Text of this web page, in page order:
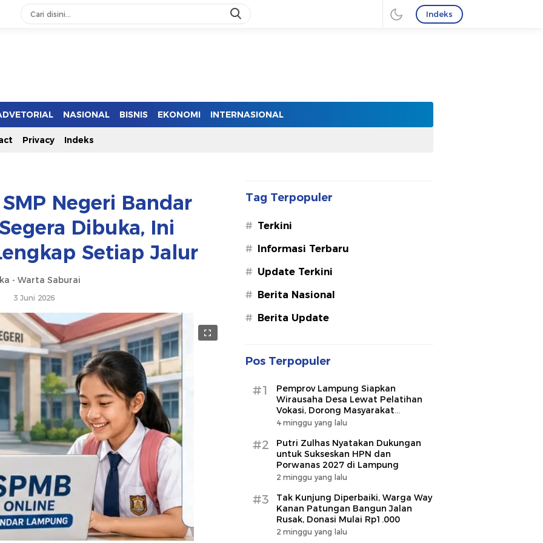
Indeks
NASIONAL BISNIS EKONOMI INTERNASIONAL
Privacy Indeks
Negeri Bandar
Dibuka, Ini
Setiap Jalur
- Warta Saburai
3 Juni 2026
Tag Terpopuler
# Terkini
# Informasi Terbaru
# Update Terkini
# Berita Nasional
# Berita Update
Pos Terpopuler
#1
Pemprov Lampung Siapkan
Wirausaha Desa Lewat Pelatihan
Vokasi, Dorong Masyarakat
Ciptakan Lapangan Kerja
4 minggu yang lalu
#2
Putri Zulhas Nyatakan Dukungan
untuk Sukseskan HPN dan
Porwanas 2027 di Lampung
2 minggu yang lalu
#3
Tak Kunjung Diperbaiki, Warga Way
Kanan Patungan Bangun Jalan
Rusak, Donasi Mulai Rp1.000
2 minggu yang lalu